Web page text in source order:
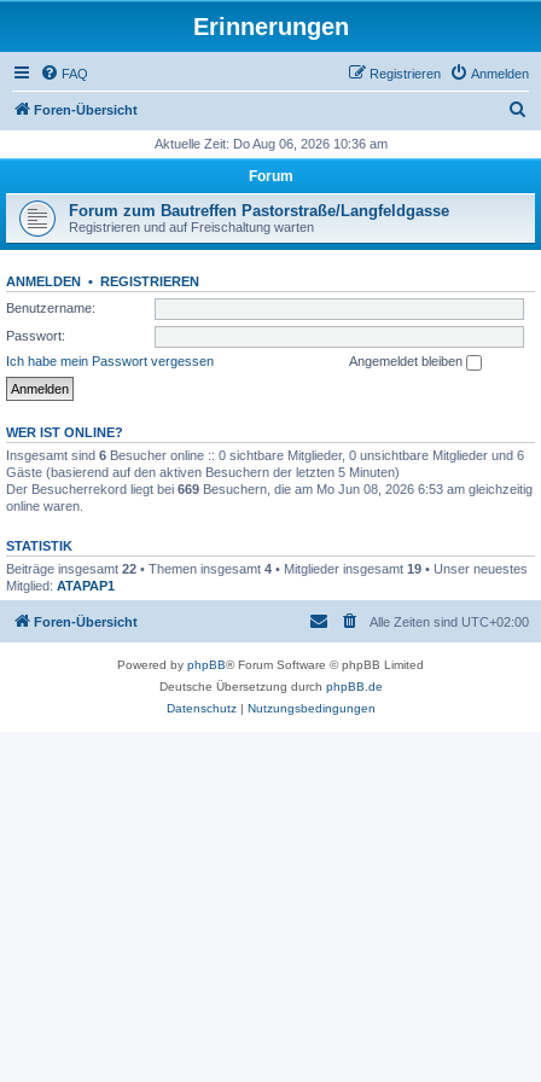
Erinnerungen
FAQ Anmelden
Registrieren
Foren-Übersicht
h
Aktuelle Zeit: Do Aug 06, 2026 10:36 am
Forum
Forum zum Bautreffen Pastorstraße/Langfeldgasse
Registrieren und auf Freischaltung warten
ANMELDEN • REGISTRIEREN
Benutzername:
Passwort:
Ich habe mein Passwort vergessen
Angemeldet bleiben
WER IST ONLINE?
Insgesamt sind 6 Besucher online :: 0 sichtbare Mitglieder, 0 unsichtbare Mitglieder und 6
Gäste (basierend auf den aktiven Besuchern der letzten 5 Minuten)
Der Besucherrekord liegt bei 669 Besuchern, die am Mo Jun 08, 2026 6:53 am gleichzeitig
online waren.
STATISTIK
Beiträge insgesamt 22 • Themen insgesamt 4 • Mitglieder insgesamt 19 • Unser neuestes
Mitglied: ATAPAP1
Foren-Übersicht Alle Zeiten sind UTC+02:00
Powered by phpBB® Forum Software © phpBB Limited
Deutsche Übersetzung durch phpBB.de
Datenschutz| Nutzungsbedingungen